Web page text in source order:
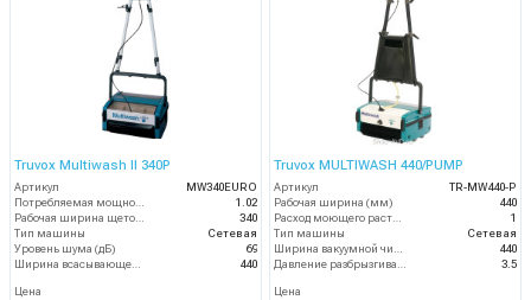
Truvox Multiwash II 340P
Артикул
MW340EURO
Потребляемая мощность (кВт)
1.02
Рабочая ширина щеток (мм)
340
Тип машины
Сетевая
Уровень шума (дБ)
69
Ширина всасывающей балки (мм)
440
Цена
Truvox MULTIWASH 440/PUMP
Артикул
TR-MW440-P
Рабочая ширина (мм)
440
Расход моющего раствора (л/мин)
1
Тип машины
Сетевая
Ширина вакуумной чистки (мм)
440
Давление разбрызгивания моющего раствора (бар)
3.5
Цена